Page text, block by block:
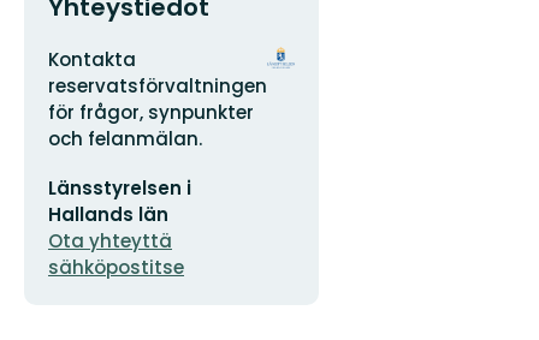
Yhteystiedot
Osoite
Kontakta
reservatsförvaltningen
för frågor, synpunkter
och felanmälan.
Länsstyrelsen i
Hallands län
Ota yhteyttä
sähköpostitse
Organisaation